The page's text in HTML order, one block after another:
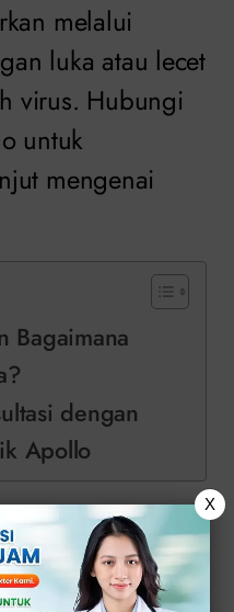
melalui
luka atau lecet
virus. Hubungi
untuk
mengenai
Bagaimana
dengan
Apollo
dan
X